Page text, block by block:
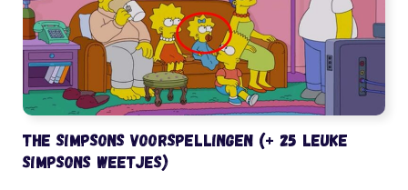
The Simpsons voorspellingen (+ 25 leuke
Simpsons weetjes)